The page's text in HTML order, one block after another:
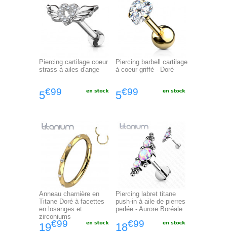
Piercing cartilage coeur
strass à ailes d'ange
5€99
Piercing barbell cartilage
à coeur griffé - Doré
5€99
Anneau charnière en
Titane Doré à facettes
en losanges et
zirconiums
19€99
Piercing labret titane
push-in à aile de pierres
perlée - Aurore Boréale
18€99